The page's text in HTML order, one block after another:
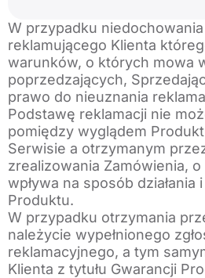
W przypadku
reklamującego Klienta
warunków, o których mowa
poprzedzających,
prawo do nieuznania
Podstawę reklamacji nie
pomiędzy wyglądem
Serwisie a otrzymanym
zrealizowania Zamówienia,
wpływa na sposób działania
Produktu.
W przypadku otrzymania
należycie wypełnionego
reklamacyjnego, a tym
Klienta z tytułu Gwarancji